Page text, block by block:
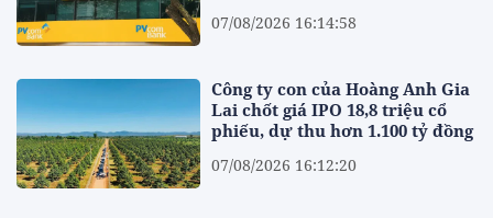
07/08/2026 16:14:58
Công ty con của Hoàng Anh Gia
Lai chốt giá IPO 18,8 triệu cổ
phiếu, dự thu hơn 1.100 tỷ đồng
07/08/2026 16:12:20